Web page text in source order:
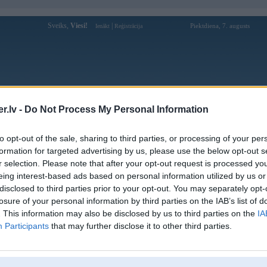
- Do Not Process My Personal Information
opt-out of the sale, sharing to third parties, or processing of your
for targeted advertising by us, please use the below opt-out
selection. Please note that after your opt-out request is processed
interest-based ads based on personal information utilized by us
to third parties prior to your opt-out. You may separately
of your personal information by third parties on the IAB’s list of
This information may also be disclosed by us to third parties on the
Participants that may further disclose it to other third parties.
Sveiks, Viesi! Ienākt Reģistrācija Piektdiena, 7. augusts
Forums Galerijas Reģistrācija Lietotāji
Lietotāja 258betitcom profils
Pēdējo reizi manīts: 15. May 2026, 16:58
Lietotājvārds:
258betitcom
Braucu ar:
São Paulo - SP, 01423-003, Brazil
Intereses:
258Bet Com: Suporte 24h, Bônus
Grandes e Saque Rápido
Ziņojumi forumā:
[Pēdējie ziņojumi forumā]